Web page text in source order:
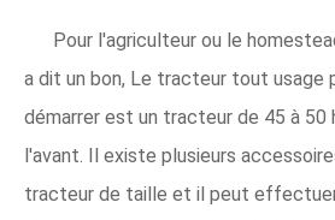
Pour l'agriculteur ou le
a dit un bon, Le tracteur tout usage
démarrer est un tracteur de 45 à 50
l'avant. Il existe plusieurs
tracteur de taille et il peut